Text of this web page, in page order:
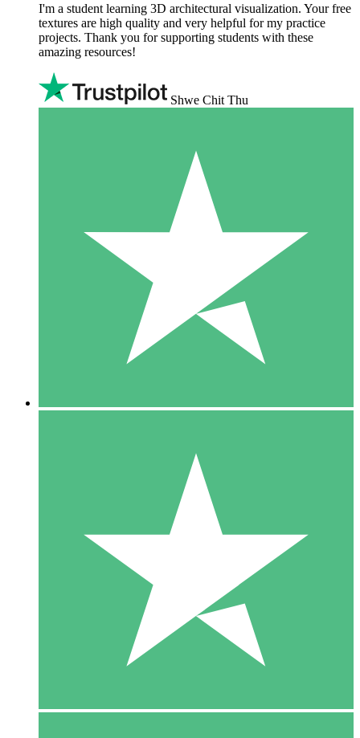
I'm a student learning 3D architectural visualization. Your free
textures are high quality and very helpful for my practice
projects. Thank you for supporting students with these
amazing resources!
Shwe Chit Thu